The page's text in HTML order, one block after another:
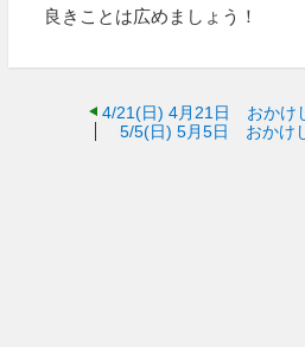
良きことは広めましょう！
4/21(日) 4月21日 おかけ
5/5(日) 5月5日 おかけ